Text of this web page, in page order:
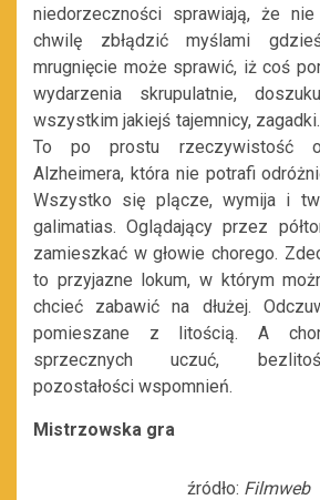
niedorzeczności sprawiają, że
chwilę zbłądzić myślami
mrugnięcie może sprawić, iż coś
wydarzenia skrupulatnie,
wszystkim jakiejś tajemnicy,
To po prostu rzeczywistość
Alzheimera, która nie potrafi
Wszystko się plącze, wymija i
galimatias. Oglądający przez
zamieszkać w głowie chorego.
to przyjazne lokum, w którym
chcieć zabawić na dłużej.
pomieszane z litością. A
sprzecznych uczuć,
pozostałości wspomnień.
Mistrzowska gra
źródło: Filmweb